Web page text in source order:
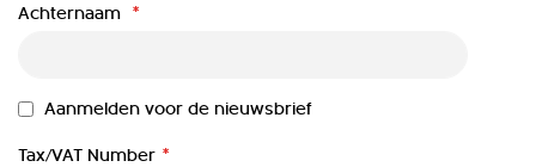
Achternaam
Aanmelden voor de nieuwsbrief
Tax/VAT Number